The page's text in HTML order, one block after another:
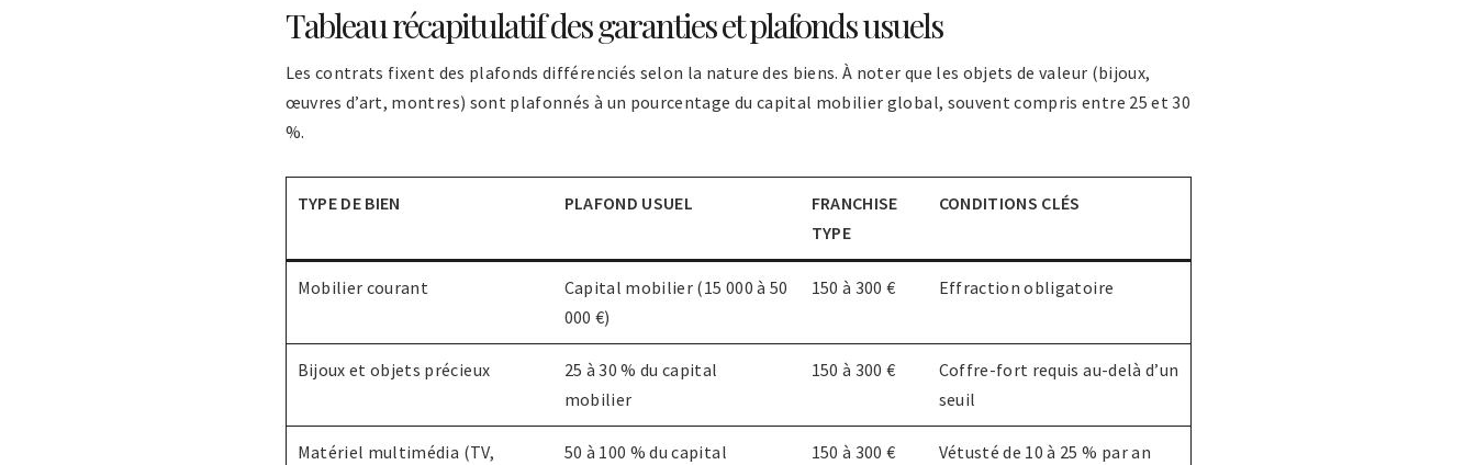
Tableau récapitulatif des garanties et plafonds usuels
Les contrats fixent des plafonds différenciés selon la nature des biens. À noter que les objets de valeur (bijoux,
œuvres d’art, montres) sont plafonnés à un pourcentage du capital mobilier global, souvent compris entre 25 et 30
%.
TYPE DE BIEN PLAFOND USUEL
FRANCHISE
TYPE
CONDITIONS CLÉS
Mobilier courant
Capital mobilier (15 000 à 50
000 €)
150 à 300 € Effraction obligatoire
Bijoux et objets précieux
25 à 30 % du capital
mobilier
150 à 300 €
Coffre-fort requis au-delà d’un
seuil
Matériel multimédia (TV,
50 à 100 % du capital 150 à 300 € Vétusté de 10 à 25 % par an